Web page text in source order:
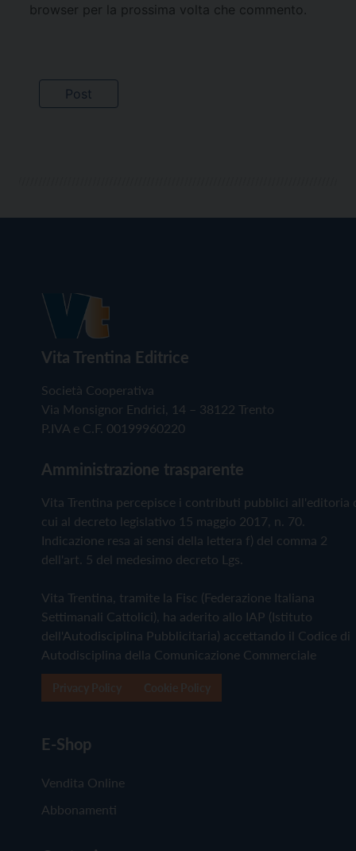
browser per la prossima volta che commento.
Vita Trentina Editrice
Società Cooperativa
Via Monsignor Endrici, 14 – 38122 Trento
P.IVA e C.F. 00199960220
Amministrazione trasparente
Vita Trentina percepisce i contributi pubblici all'editoria
cui al decreto legislativo 15 maggio 2017, n. 70.
Indicazione resa ai sensi della lettera f) del comma 2
dell'art. 5 del medesimo decreto Lgs.
Vita Trentina, tramite la Fisc (Federazione Italiana
Settimanali Cattolici), ha aderito allo IAP (Istituto
dell'Autodisciplina Pubblicitaria) accettando il Codice di
Autodisciplina della Comunicazione Commerciale
E-Shop
Vendita Online
Abbonamenti